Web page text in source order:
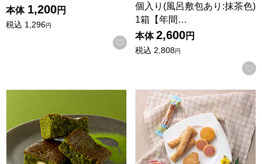
本体 1,200円
税込 1,296円
お気に入りに登録する
個入り(風呂敷包あり:抹茶色)
1箱【年間…
本体 2,600円
税込 2,808円
一善や お濃茶ブラウニー 5個入り 1箱【年間ギフト】
ムーミン スイーツセット